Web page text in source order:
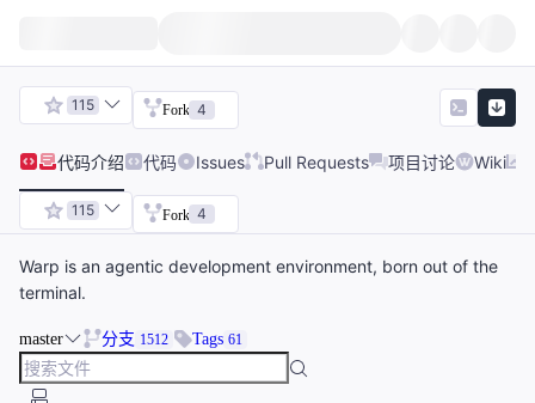
115 Fork 4
代码介绍 代码 Issues Pull Requests 项目讨论 Wiki
115 Fork 4
Warp is an agentic development environment, born out of the
terminal.
master 分支 1512 Tags 61